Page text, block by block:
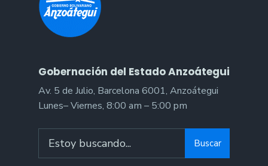
Gobernación del Estado Anzoátegui
Av. 5 de Julio, Barcelona 6001, Anzoátegui
Lunes– Viernes, 8:00 am – 5:00 pm
for:
Buscar